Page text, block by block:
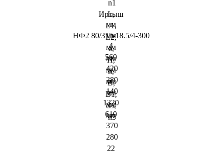
n1
L,
L1,
L2,
а,
Н,
h,
В,
В1,
d3,
n3
Иртыш
мм
мм
мм
мм
мм
мм
мм
мм
мм
НФ2 80/315-18.5/4-300
4
560
420
280
140
1320
610
370
280
22